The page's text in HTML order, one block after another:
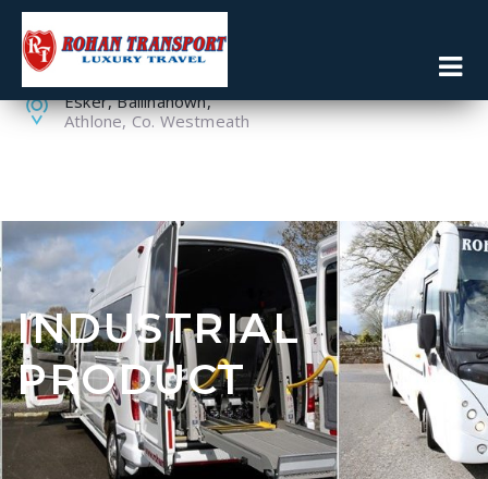
086 8119160
090 6430114
Esker, Ballinahown,
Athlone, Co. Westmeath
INDUSTRIAL
PRODUCT